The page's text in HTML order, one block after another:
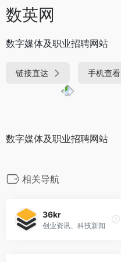
数英网
数字媒体及职业招聘网站
链接直达 手机查看
数字媒体及职业招聘网站
相关导航
36kr
创业资讯、科技新闻